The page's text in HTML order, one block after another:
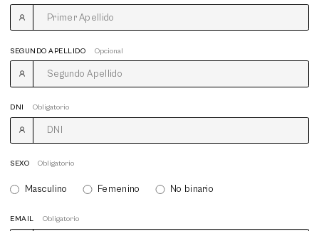
SEGUNDO APELLIDO Opcional
DNI Obligatorio
SEXO Obligatorio
Masculino Femenino No binario
EMAIL Obligatorio